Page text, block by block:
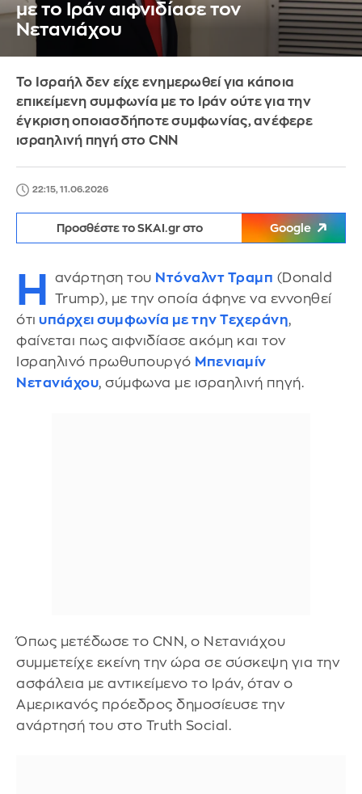
με το Ιράν αιφνιδίασε τον
Νετανιάχου
Το Ισραήλ δεν είχε ενημερωθεί για κάποια
επικείμενη συμφωνία με το Ιράν ούτε για την
έγκριση οποιασδήποτε συμφωνίας, ανέφερε
ισραηλινή πηγή στο CNN
22:15, 11.06.2026
Προσθέστε το SKAI.gr στο Google
Η ανάρτηση του Ντόναλντ Τραμπ (Donald
Trump), με την οποία άφηνε να εννοηθεί
ότι υπάρχει συμφωνία με την Τεχεράνη,
φαίνεται πως αιφνιδίασε ακόμη και τον
Ισραηλινό πρωθυπουργό Μπενιαμίν
Νετανιάχου, σύμφωνα με ισραηλινή πηγή.
Όπως μετέδωσε το CNN, ο Νετανιάχου
συμμετείχε εκείνη την ώρα σε σύσκεψη για την
ασφάλεια με αντικείμενο το Ιράν, όταν ο
Αμερικανός πρόεδρος δημοσίευσε την
ανάρτησή του στο Truth Social.